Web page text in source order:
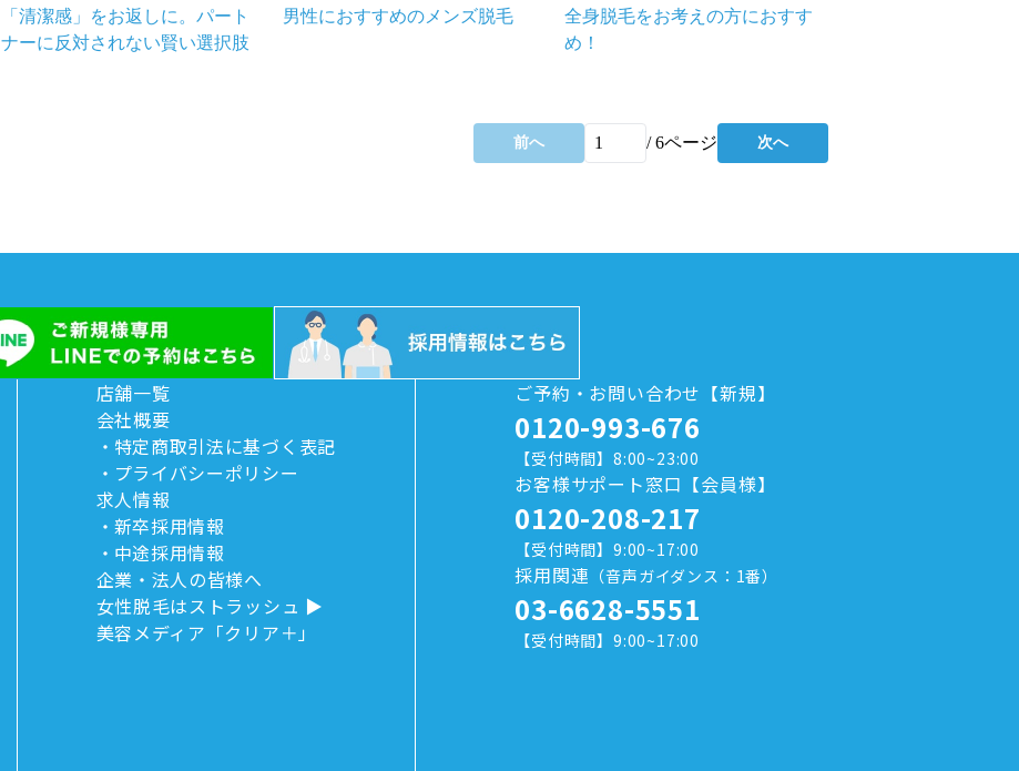
「清潔感」をお返しに。パート
ナーに反対されない賢い選択肢
男性におすすめのメンズ脱毛
全身脱毛をお考えの方におすす
め！
前へ /6ページ 次へ
店舗一覧
会社概要
特定商取引法に基づく表記
プライバシーポリシー
求人情報
新卒採用情報
中途採用情報
企業・法人の皆様へ
女性脱毛はストラッシュ
美容メディア「クリア＋」
ご予約・お問い合わせ【新規】
0120-993-676
【受付時間】8:00~23:00
お客様サポート窓口【会員様】
0120-208-217
【受付時間】9:00~17:00
採用関連 （音声ガイダンス：1番）
03-6628-5551
【受付時間】9:00~17:00